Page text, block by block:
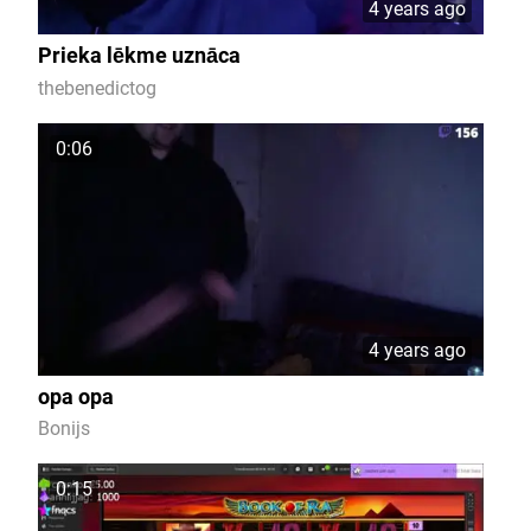
4 years ago
Prieka lēkme uznāca
thebenedictog
0:06
4 years ago
opa opa
Bonijs
0:15